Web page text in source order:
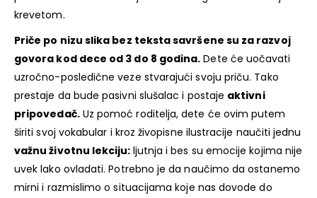
krevetom.
Priče po nizu slika bez teksta savršene su za razvoj
govora kod dece od 3 do 8 godina. Dete će uočavati
uzročno-posledične veze stvarajući svoju priču. Tako
prestaje da bude pasivni slušalac i postaje aktivni
pripovedač.Uz pomoć roditelja, dete će ovim putem
širiti svoj vokabular i kroz živopisne ilustracije naučiti jednu
važnu životnu lekciju: ljutnja i bes su emocije kojima nije
uvek lako ovladati. Potrebno je da naučimo da ostanemo
mirni i razmislimo o situacijama koje nas dovode do